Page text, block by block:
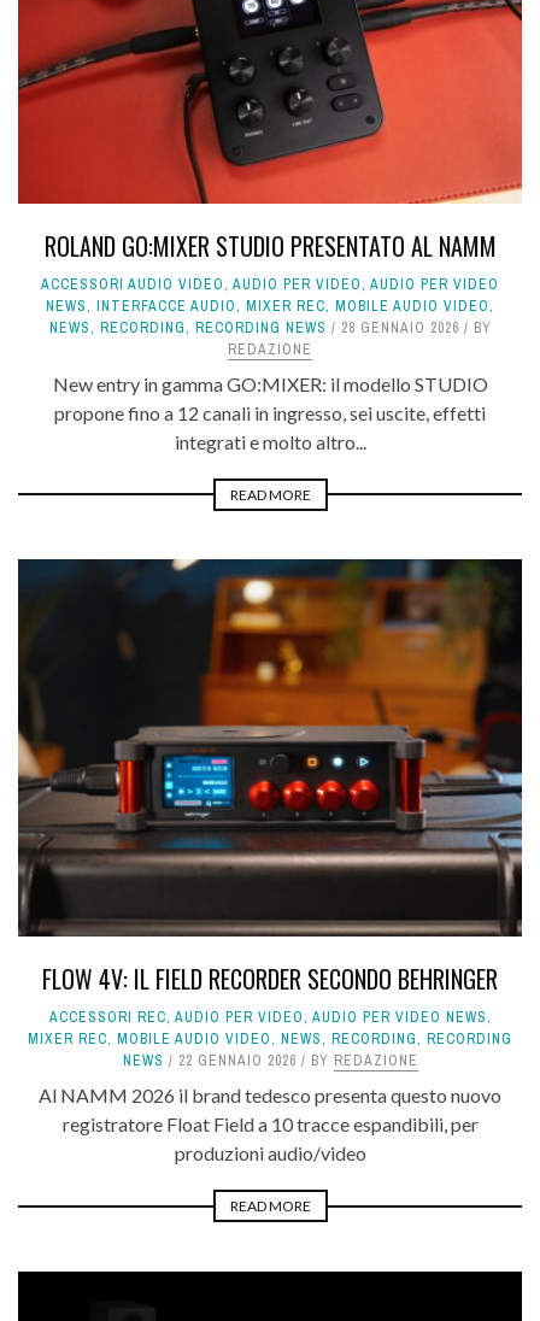
ROLAND GO:MIXER STUDIO PRESENTATO AL NAMM
ACCESSORI AUDIO VIDEO, AUDIO PER VIDEO, AUDIO PER VIDEO
NEWS, INTERFACCE AUDIO, MIXER REC, MOBILE AUDIO VIDEO,
NEWS, RECORDING, RECORDING NEWS 28 GENNAIO 2026
BY
REDAZIONE
New entry in gamma GO:MIXER: il modello STUDIO
propone fino a 12 canali in ingresso, sei uscite, effetti
integrati e molto altro...
READ MORE
FLOW 4V: IL FIELD RECORDER SECONDO BEHRINGER
ACCESSORI REC, AUDIO PER VIDEO, AUDIO PER VIDEO NEWS,
MIXER REC, MOBILE AUDIO VIDEO, NEWS, RECORDING, RECORDING
NEWS
22 GENNAIO 2026 BY REDAZIONE
Al NAMM 2026 il brand tedesco presenta questo nuovo
registratore Float Field a 10 tracce espandibili, per
produzioni audio/video
READ MORE